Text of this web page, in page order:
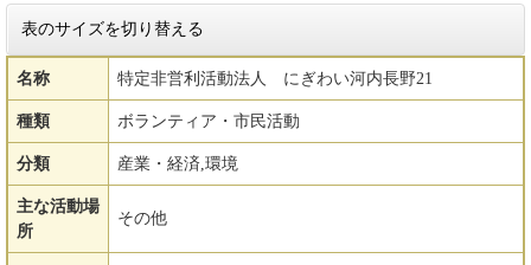
表のサイズを切り替える
名称 特定非営利活動法人 にぎわい河内長野21
種類 ボランティア・市民活動
分類 産業・経済,環境
主な活動場
所
その他